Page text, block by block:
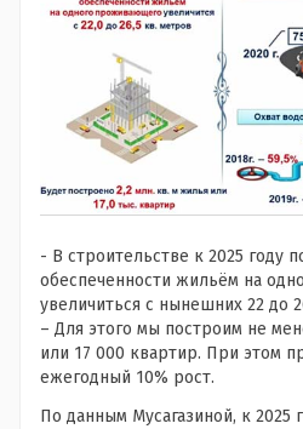
- В строительстве к 2025 году
обеспеченности жильём на
увеличиться с нынешних 22 до
– Для этого мы построим не
или 17 000 квартир. При этом
ежегодный 10% рост.
По данным Мусагазиной, к 2025